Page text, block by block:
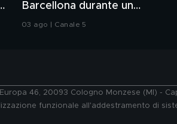
Barcellona durante un
fermo di polizia
03 ago | Canale 5
46, 20093 Cologno Monzese (MI) -
funzionale all'addestramento di